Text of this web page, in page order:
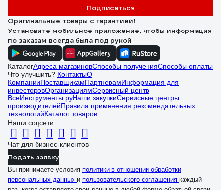
Подписаться
Оригинальные товары с гарантией!
Установите мобильное приложение, чтобы информация
по заказам всегда была под рукой
КаталогАдреса магазиновСпособы полученияСпособы оплаты
Что улучшить? КонтактыО
КомпанииПоставщикамПартнерамИнформация для
инвесторовОрганизациямСервисный центр
ВсеИнструменты.руНаши закупкиСервисные центры
производителейПравила применения рекомендательных
технологийКаталог товаров
Наши соцсети
Чат для бизнес-клиентов
Подать заявку
Вы принимаете условия политики в отношении обработки
персональных данных и пользовательского соглашения каждый